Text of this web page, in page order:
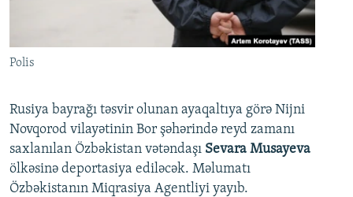
Polis
Rusiya bayrağı təsvir olunan ayaqaltıya görə Nijni
Novqorod vilayətinin Bor şəhərində reyd zamanı
saxlanılan Özbəkistan vətəndaşı Sevara Musayeva
ölkəsinə deportasiya ediləcək. Məlumatı
Özbəkistanın Miqrasiya Agentliyi yayıb.